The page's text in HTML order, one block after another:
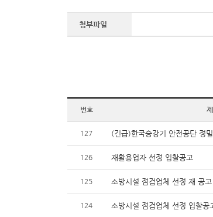
첨부파일
번호
127 (긴급)한국승강기 안전공단 정
126 재활용업자 선정 입찰공고
125 소방시설 점검업체 선정 재 공고
124 소방시설 점검업체 선정 입찰공